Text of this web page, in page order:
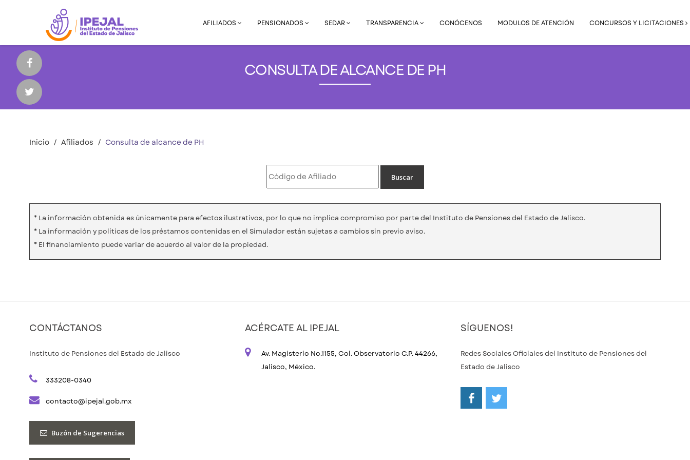
AFILIADOS PENSIONADOS SEDAR TRANSPARENCIA CONÓCENOS MODULOS DE ATENCIÓN CONCURSOS Y LICITACIONES
CONSULTA DE ALCANCE DE PH
Inicio Afiliados Consulta de alcance de PH
* La información obtenida es únicamente para efectos ilustrativos, por lo que no implica compromiso por parte del Instituto de Pensiones del Estado de Jalisco.
* La información y políticas de los préstamos contenidas en el Simulador están sujetas a cambios sin previo aviso.
* El financiamiento puede variar de acuerdo al valor de la propiedad.
CONTÁCTANOS
Instituto de Pensiones del Estado de Jalisco
333208-0340
contacto@ipejal.gob.mx
Buzón de Sugerencias
ACÉRCATE AL IPEJAL
Av. Magisterio No.1155, Col. Observatorio C.P. 44266,
Jalisco, México.
SÍGUENOS!
Redes Sociales Oficiales del Instituto de Pensiones del
Estado de Jalisco